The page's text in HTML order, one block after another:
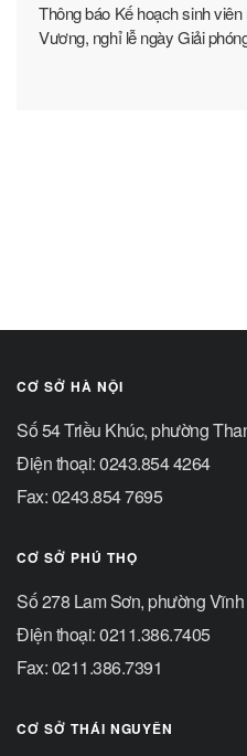
Thông báo Kế hoạch sinh
Vương, nghỉ lễ ngày Giải
CƠ SỞ HÀ NỘI
Số 54 Triều Khúc, phường
Điện thoại: 0243.854 4264
Fax: 0243.854 7695
CƠ SỞ PHÚ THỌ
Số 278 Lam Sơn, phường
Điện thoại: 0211.386.7405
Fax: 0211.386.7391
CƠ SỞ THÁI NGUYÊN